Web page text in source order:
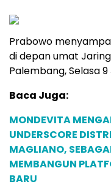
Prabowo
di depan umat
Palembang, Selasa
Baca Juga:
MONDEVITA
UNDERSCORE
MAGLIANO,
MEMBANGUN
BARU